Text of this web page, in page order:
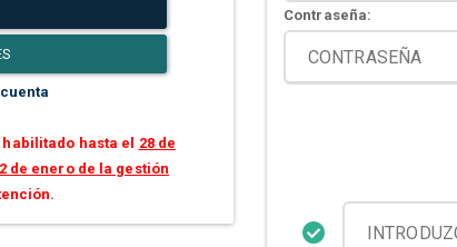
habilitado hasta el 28 de
2 de enero de la gestión
Contraseña: